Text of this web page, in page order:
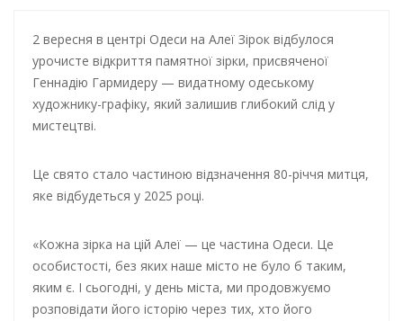
2 вересня в центрі Одеси на Алеї Зірок відбулося
урочисте відкриття памятної зірки, присвяченої
Геннадію Гармидеру — видатному одеському
художнику-графіку, який залишив глибокий слід у
мистецтві.
Це свято стало частиною відзначення 80-річчя митця,
яке відбудеться у 2025 році.
«Кожна зірка на цій Алеї — це частина Одеси. Це
особистості, без яких наше місто не було б таким,
яким є. І сьогодні, у день міста, ми продовжуємо
розповідати його історію через тих, хто його